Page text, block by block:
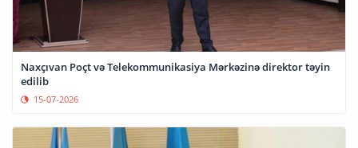
Naxçıvan Poçt və Telekommunikasiya Mərkəzinə direktor təyin
edilib
15-07-2026